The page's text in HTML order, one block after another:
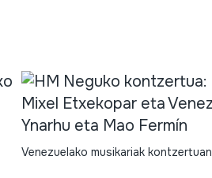
Venezuelako musikariak kontzertuan